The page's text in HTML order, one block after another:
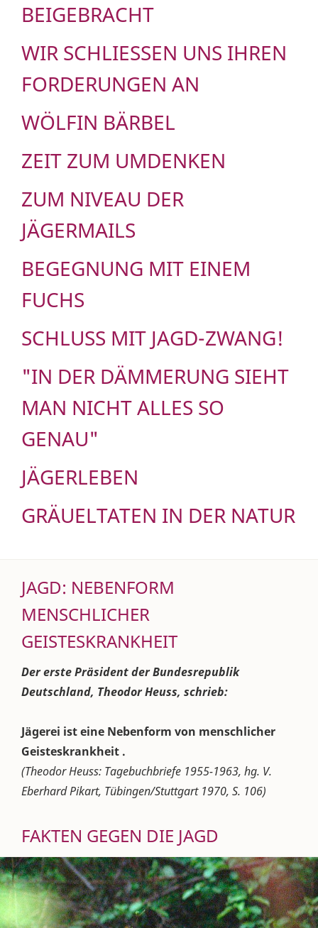
BEIGEBRACHT
WIR SCHLIESSEN UNS IHREN F
ORDERUNGEN AN
WÖLFIN BÄRBEL
ZEIT ZUM UMDENKEN
ZUM NIVEAU DER
JÄGERMAILS
BEGEGNUNG MIT EINEM
FUCHS
SCHLUSS MIT JAGD-ZWANG!
"IN DER DÄMMERUNG SIEHT
MAN NICHT ALLES SO
GENAU"
JÄGERLEBEN
GRÄUELTATEN IN DER NATUR
JAGD: NEBENFORM
MENSCHLICHER
GEISTESKRANKHEIT
Der erste Präsident der Bundesrepublik
Deutschland, Theodor Heuss, schrieb:
Jägerei ist eine Nebenform von menschlicher
Geisteskrankheit .
(Theodor Heuss: Tagebuchbriefe 1955-1963, hg. V.
Eberhard Pikart, Tübingen/Stuttgart 1970, S. 106)
FAKTEN GEGEN DIE JAGD